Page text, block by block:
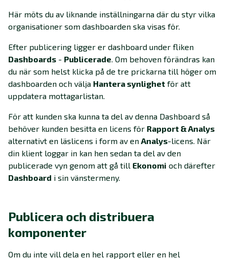
Här möts du av liknande inställningarna där du styr vilka
organisationer som dashboarden ska visas för.
Efter publicering ligger er dashboard under fliken
Dashboards - Publicerade. Om behoven förändras kan
du när som helst klicka på de tre prickarna till höger om
dashboarden och välja Hantera synlighet för att
uppdatera mottagarlistan.
För att kunden ska kunna ta del av denna Dashboard så
behöver kunden besitta en licens för Rapport & Analys
alternativt en läslicens i form av en Analys-licens. När
din klient loggar in kan hen sedan ta del av den
publicerade vyn genom att gå till Ekonomi och därefter
Dashboard i sin vänstermeny.
Publicera och distribuera
komponenter
Om du inte vill dela en hel rapport eller en hel